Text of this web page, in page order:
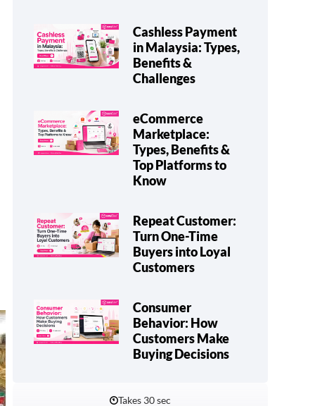
Cashless Payment
in Malaysia: Types,
Benefits &
Challenges
eCommerce
Marketplace:
Types, Benefits &
Top Platforms to
Know
Repeat Customer:
Turn One-Time
Buyers into Loyal
Customers
Consumer
Behavior: How
Customers Make
Buying Decisions